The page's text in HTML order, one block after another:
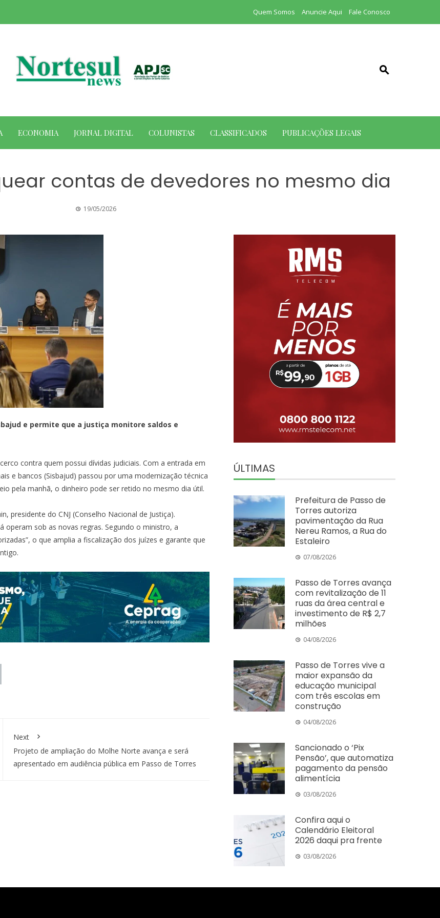
Quem Somos Anuncie Aqui Fale Conosco
ECONOMIA JORNAL DIGITAL COLUNISTAS CLASSIFICADOS PUBLICAÇÕES LEGAIS
contas de devedores no mesmo dia
19/05/2026
e permite que a justiça monitore saldos e
contra quem possui dívidas judiciais. Com a entrada em
e bancos (Sisbajud) passou por uma modernização técnica
pela manhã, o dinheiro pode ser retido no mesmo dia útil.
presidente do CNJ (Conselho Nacional de Justiça).
operam sob as novas regras. Segundo o ministro, a
o que amplia a fiscalização dos juízes e garante que
Next
Projeto de ampliação do Molhe Norte avança e será
apresentado em audiência pública em Passo de Torres
ÚLTIMAS
Prefeitura de Passo de
Torres autoriza
pavimentação da Rua
Nereu Ramos, a Rua do
Estaleiro
07/08/2026
Passo de Torres avança
com revitalização de 11
ruas da área central e
investimento de R$ 2,7
milhões
04/08/2026
Passo de Torres vive a
maior expansão da
educação municipal
com três escolas em
construção
04/08/2026
Sancionado o ‘Pix
Pensão’, que automatiza
pagamento da pensão
alimentícia
03/08/2026
Confira aqui o
Calendário Eleitoral
2026 daqui pra frente
03/08/2026